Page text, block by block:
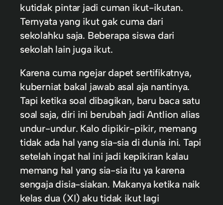
kutidak pintar jadi cuman ikut-ikutan.
Ternyata yang ikut gak cuma dari
sekolahku saja. Beberapa siswa dari
sekolah lain juga ikut.
Karena cuma ngejar dapet sertifikatnya,
kuberniat bakal jawab asal aja nantinya.
Tapi ketika soal dibagikan, baru baca satu
soal saja, diri ini berubah jadi Antlion alias
undur-undur. Kalo dipikir-pikir, memang
tidak ada hal yang sia-sia di dunia ini. Tapi
setelah ingat hal ini jadi kepikiran kalau
memang hal yang sia-sia itu ya karena
sengaja disia-siakan. Makanya ketika naik
kelas dua (XI) aku tidak ikut lagi